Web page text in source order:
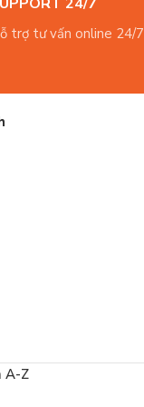
trợ tư vấn online 24/7
A-Z